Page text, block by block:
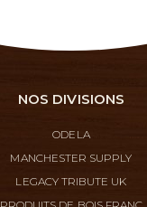
NOS DIVISIONS
ODELA
MANCHESTER SUPPLY
LEGACY TRIBUTE UK